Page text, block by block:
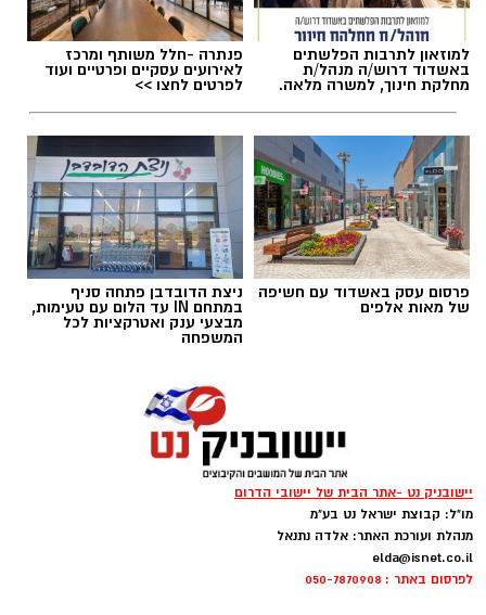
תגים: חביתת ירק
מצרכים (ל-2 מנות)
4 ביצים
½ פלפל אדום, חתוך לקוביות קטנות
למוזאון לתרבות הפלשתים
באשדוד דרוש/ה מנהל/ת
מחלקת חינוך, למשרה מלאה.
פנתרה -חלל משותף ומרכז
לאירועים עסקיים ופרטיים ועוד
לפרטים לחצו >>
פרסום עסק באשדוד עם חשיפה
של מאות אלפים
ניצת הדובדבן פתחה סניף
במתחם IN עד הלום עם טעימות,
מבצעי ענק ואטרקציות לכל
המשפחה
יישובניק נט -אתר הבית של יישובי הדרום
מו"ל: קבוצת ישראל נט בע"מ
מנהלת ועורכת האתר: אלדה נתנאל
elda@isnet.co.il
לפרסום באתר : 050-7870908